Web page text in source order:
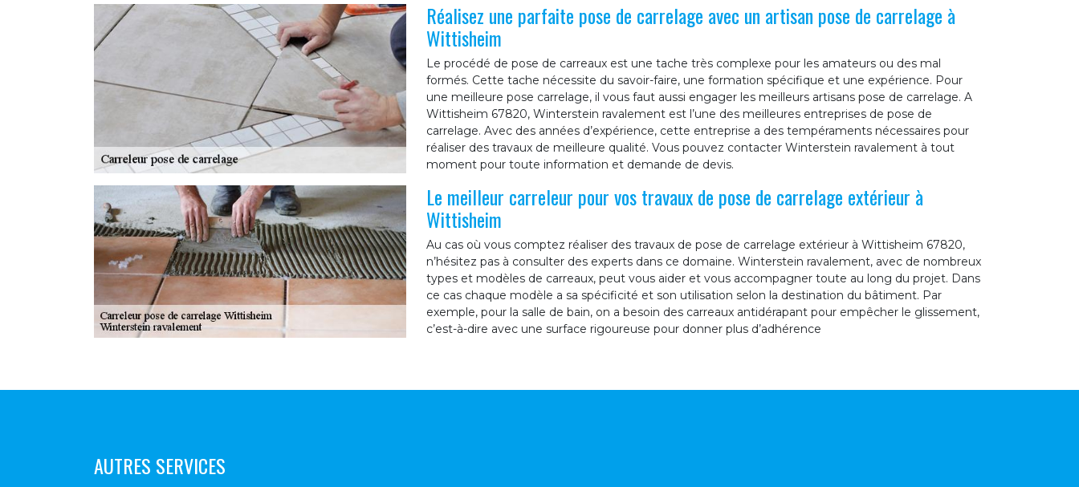
Réalisez une parfaite pose de carrelage avec un artisan pose de carrelage à
Wittisheim
Le procédé de pose de carreaux est une tache très complexe pour les amateurs ou des mal
formés. Cette tache nécessite du savoir-faire, une formation spécifique et une expérience. Pour
une meilleure pose carrelage, il vous faut aussi engager les meilleurs artisans pose de carrelage. A
Wittisheim 67820, Winterstein ravalement est l’une des meilleures entreprises de pose de
carrelage. Avec des années d’expérience, cette entreprise a des tempéraments nécessaires pour
réaliser des travaux de meilleure qualité. Vous pouvez contacter Winterstein ravalement à tout
moment pour toute information et demande de devis.
Le meilleur carreleur pour vos travaux de pose de carrelage extérieur à
Wittisheim
Au cas où vous comptez réaliser des travaux de pose de carrelage extérieur à Wittisheim 67820,
n’hésitez pas à consulter des experts dans ce domaine. Winterstein ravalement, avec de nombreux
types et modèles de carreaux, peut vous aider et vous accompagner toute au long du projet. Dans
ce cas chaque modèle a sa spécificité et son utilisation selon la destination du bâtiment. Par
exemple, pour la salle de bain, on a besoin des carreaux antidérapant pour empêcher le glissement,
c’est-à-dire avec une surface rigoureuse pour donner plus d’adhérence
AUTRES SERVICES